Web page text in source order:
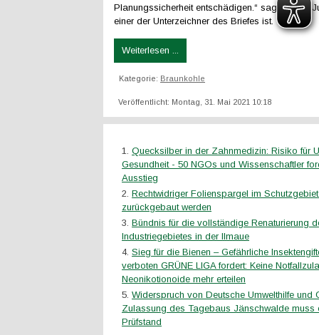
Planungssicherheit entschädigen.“ sagt Günter
einer der Unterzeichner des Briefes ist.
Weiterlesen ...
Kategorie: Braunkohle
Veröffentlicht: Montag, 31. Mai 2021 10:18
Quecksilber in der Zahnmedizin: Risiko für
Gesundheit - 50 NGOs und Wissenschaftler
Ausstieg
Rechtwidriger Folienspargel im
zurückgebaut werden
Bündnis für die vollständige Renaturierung
Industriegebietes in der Ilmaue
Sieg für die Bienen – Gefährliche
verboten GRÜNE LIGA fordert: Keine
Neonikotionoide mehr erteilen
Widerspruch von Deutsche Umwelthilfe und
Zulassung des Tagebaus Jänschwalde muss
Prüfstand